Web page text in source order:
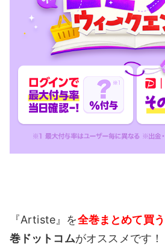
『Artiste』を全巻まとめて買う
巻ドットコムがオススメです！